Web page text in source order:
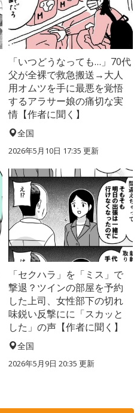
「いつどうなっても…」70代
父が全裸で救急搬送→大人
用オムツを手に最悪を覚悟
するアラサー娘の痛切な実
情【作者に聞く】
全国
2026年5月10日 17:35 更新
「セクハラ」を「ミス」で
撃退？ツインの部屋を予約
した上司、女性部下の切れ
味鋭い反撃にに「スカッと
した」の声【作者に聞く】
全国
2026年5月9日 20:35 更新